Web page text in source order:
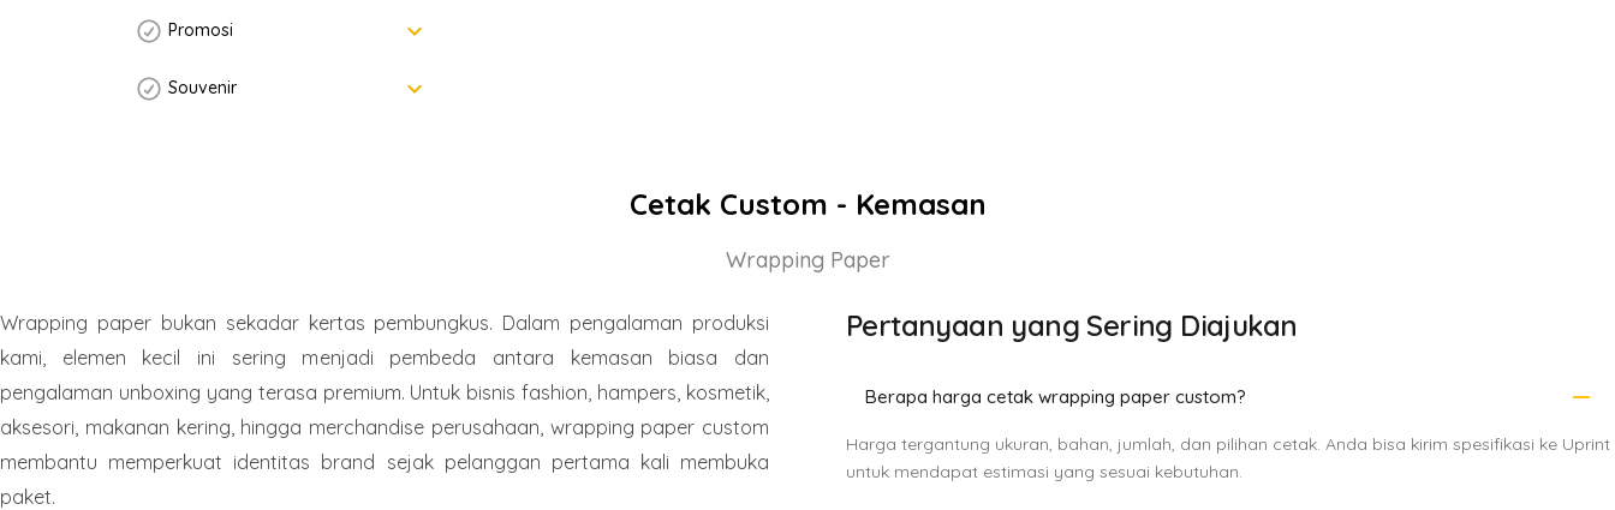
Promosi keyboard_arrow_down
Souvenir keyboard_arrow_down
Cetak Custom - Kemasan
Wrapping Paper
Wrapping paper bukan sekadar kertas pembungkus. Dalam pengalaman produksi
kami, elemen kecil ini sering menjadi pembeda antara kemasan biasa dan
pengalaman unboxing yang terasa premium. Untuk bisnis fashion, hampers, kosmetik,
aksesori, makanan kering, hingga merchandise perusahaan, wrapping paper custom
membantu memperkuat identitas brand sejak pelanggan pertama kali membuka
paket.
Pertanyaan yang Sering Diajukan
Berapa harga cetak wrapping paper custom? remove
Harga tergantung ukuran, bahan, jumlah, dan pilihan cetak. Anda bisa kirim spesifikasi ke Uprint
untuk mendapat estimasi yang sesuai kebutuhan.